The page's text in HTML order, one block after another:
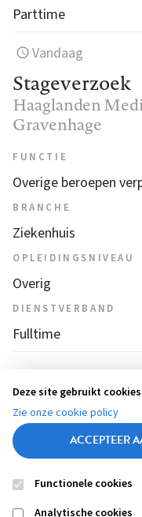
Parttime
Vandaag
Stageverzoek
Haaglanden
Gravenhage
FUNCTIE
Overige beroepen
BRANCHE
Ziekenhuis
OPLEIDINGSNIVEAU
Overig
DIENSTVERBAND
Fulltime
1 2 3
Deze site gebruikt cookies
Zie onze cookie policy
ACCEPTEER
Functionele cookies
Analytische cookies